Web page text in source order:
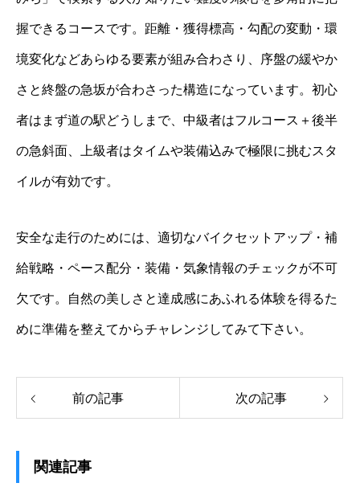
握できるコースです。距離・獲得標高・勾配の変動・環
境変化などあらゆる要素が組み合わさり、序盤の緩やか
さと終盤の急坂が合わさった構造になっています。初心
者はまず道の駅どうしまで、中級者はフルコース＋後半
の急斜面、上級者はタイムや装備込みで極限に挑むスタ
イルが有効です。
安全な走行のためには、適切なバイクセットアップ・補
給戦略・ペース配分・装備・気象情報のチェックが不可
欠です。自然の美しさと達成感にあふれる体験を得るた
めに準備を整えてからチャレンジしてみて下さい。
前の記事 次の記事
関連記事